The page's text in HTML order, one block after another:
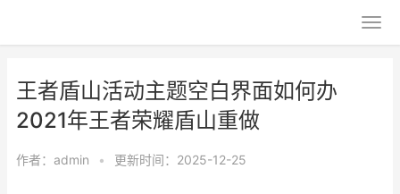
王者盾山活动主题空白界面如何办
2021年王者荣耀盾山重做
作者： admin • 更新时间：2025-12-25